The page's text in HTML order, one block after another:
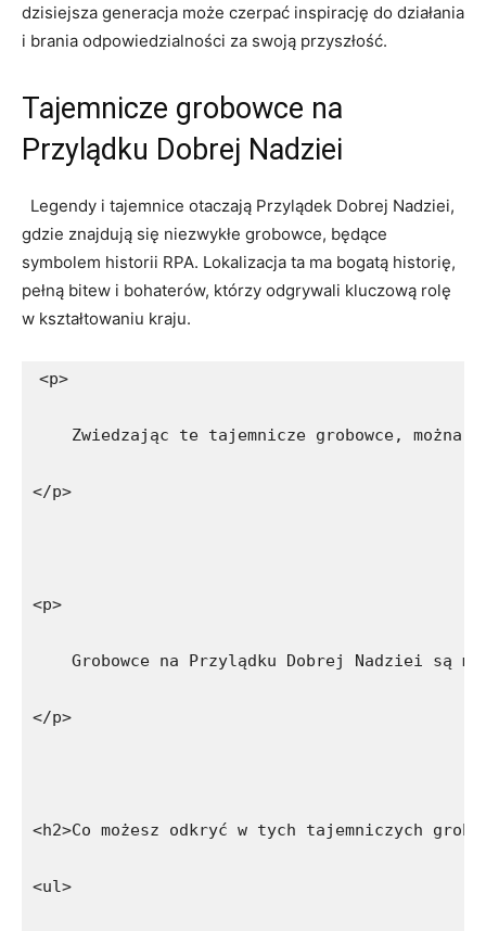
dzisiejsza generacja może czerpać inspirację do działania
i​ brania odpowiedzialności za swoją przyszłość.
Tajemnicze grobowce na
Przylądku Dobrej Nadziei
‌ ​ Legendy ‌i tajemnice otaczają⁤ Przylądek Dobrej ‌Nadziei,
‍gdzie znajdują się niezwykłe grobowce, będące
⁣symbolem historii RPA. Lokalizacja ta ma ⁣bogatą ​historię,
pełną bitew i bohaterów, którzy odgrywali kluczową⁢ rolę
w‍ kształtowaniu kraju.
<p>
Zwiedzając te tajemnicze grobowce, można
</p>
<p>
Grobowce na Przylądku Dobrej Nadziei są
</p>
<h2>Co możesz odkryć w tych tajemniczych
<ul>